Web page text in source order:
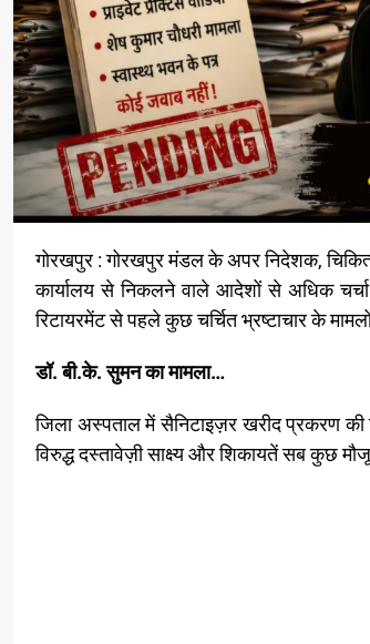
गोरखपुर : गोरखपुर मंडल के अपर निदेशक, चिकित्सा एवं स्वास्थ्य (एडी हेल्थ) अगले महीने सेवानिवृत्त होने वाले हैं । लेकिन सेवानिवृत्ति से ठीक पहले उनके
कार्यालय से निकलने वाले आदेशों से अधिक
रिटायरमेंट से पहले कुछ चर्चित भ्रष्टाचार के
डॉ. बी.के. सुमन का मामला…
जिला अस्पताल में सैनिटाइज़र खरीद प्रकरण
विरुद्ध दस्तावेज़ी साक्ष्य और शिकायतें सब कुछ